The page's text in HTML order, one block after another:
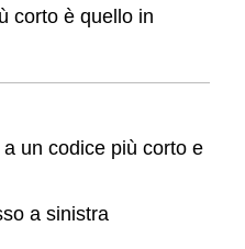
corto è quello in
un codice più corto e
a sinistra